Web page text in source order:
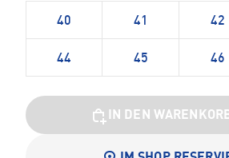
40 41 42
44 45 46
IN DEN